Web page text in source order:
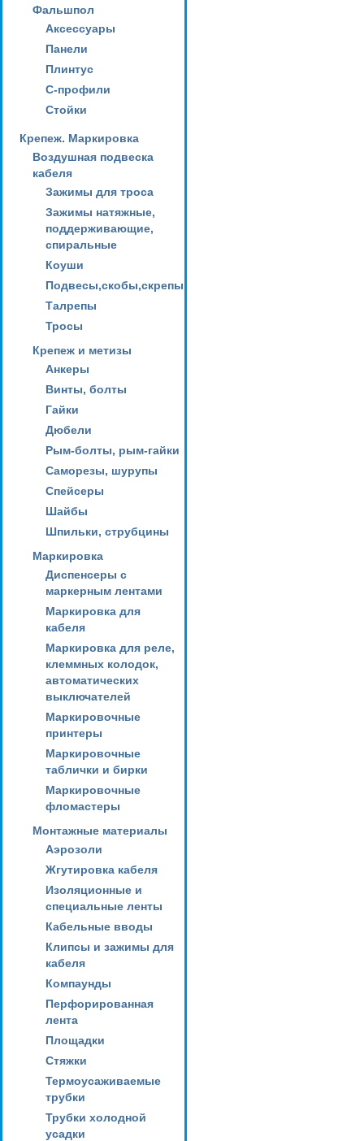
Фальшпол
Аксессуары
Панели
Плинтус
С-профили
Стойки
Крепеж. Маркировка
Воздушная подвеска
кабеля
Зажимы для троса
Зажимы натяжные,
поддерживающие,
спиральные
Коуши
Подвесы,скобы,скрепы
Талрепы
Тросы
Крепеж и метизы
Анкеры
Винты, болты
Гайки
Дюбели
Рым-болты, рым-гайки
Саморезы, шурупы
Спейсеры
Шайбы
Шпильки, струбцины
Маркировка
Диспенсеры с
маркерным лентами
Маркировка для
кабеля
Маркировка для реле,
клеммных колодок,
автоматических
выключателей
Маркировочные
принтеры
Маркировочные
таблички и бирки
Маркировочные
фломастеры
Монтажные материалы
Аэрозоли
Жгутировка кабеля
Изоляционные и
специальные ленты
Кабельные вводы
Клипсы и зажимы для
кабеля
Компаунды
Перфорированная
лента
Площадки
Стяжки
Термоусаживаемые
трубки
Трубки холодной
усадки